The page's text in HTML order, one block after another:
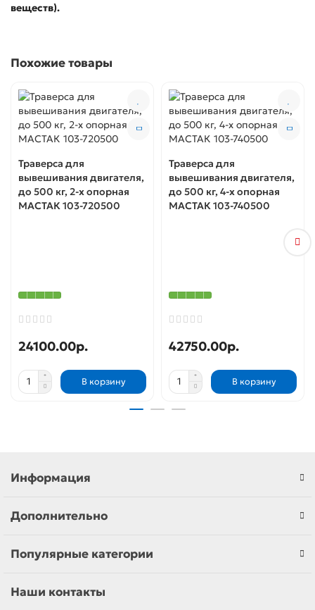
веществ).
Похожие товары
Траверса для
вывешивания двигателя,
до 500 кг, 2-х опорная
МАСТАК 103-720500
24100.00р.
В корзину
Траверса для
вывешивания двигателя,
до 500 кг, 4-х опорная
МАСТАК 103-740500
42750.00р.
В корзину
Информация
Дополнительно
Популярные категории
Наши контакты